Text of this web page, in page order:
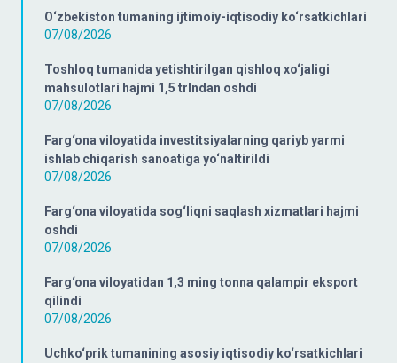
O‘zbekiston tumaning ijtimoiy-iqtisodiy ko‘rsatkichlari
07/08/2026
Toshloq tumanida yetishtirilgan qishloq xo‘jaligi
mahsulotlari hajmi 1,5 trlndan oshdi
07/08/2026
Farg‘ona viloyatida investitsiyalarning qariyb yarmi
ishlab chiqarish sanoatiga yo‘naltirildi
07/08/2026
Farg‘ona viloyatida sog‘liqni saqlash xizmatlari hajmi
oshdi
07/08/2026
Farg‘ona viloyatidan 1,3 ming tonna qalampir eksport
qilindi
07/08/2026
Uchko‘prik tumanining asosiy iqtisodiy ko‘rsatkichlari